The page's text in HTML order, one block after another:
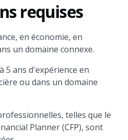
requises
en économie, en
un domaine connexe.
5 ans d'expérience en
ou dans un domaine
telles que le
Planner (CFP), sont